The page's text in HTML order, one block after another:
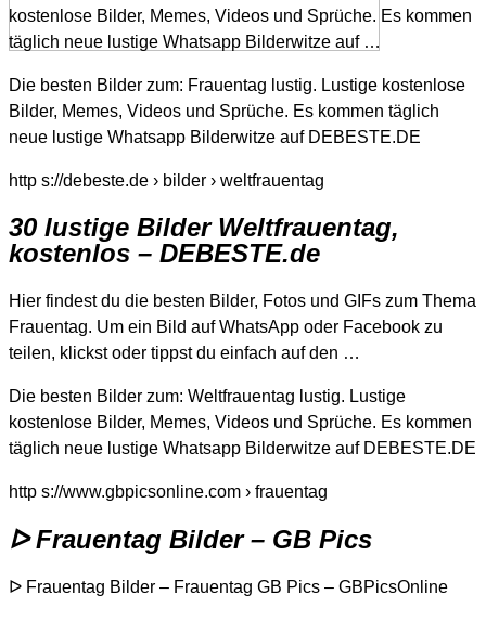
kostenlose Bilder, Memes, Videos und Sprüche. Es kommen
täglich neue lustige Whatsapp Bilderwitze auf …
Die besten Bilder zum: Frauentag lustig. Lustige kostenlose
Bilder, Memes, Videos und Sprüche. Es kommen täglich
neue lustige Whatsapp Bilderwitze auf DEBESTE.DE
http s://debeste.de › bilder › weltfrauentag
30 lustige Bilder Weltfrauentag,
kostenlos – DEBESTE.de
Hier findest du die besten Bilder, Fotos und GIFs zum Thema
Frauentag. Um ein Bild auf WhatsApp oder Facebook zu
teilen, klickst oder tippst du einfach auf den …
Die besten Bilder zum: Weltfrauentag lustig. Lustige
kostenlose Bilder, Memes, Videos und Sprüche. Es kommen
täglich neue lustige Whatsapp Bilderwitze auf DEBESTE.DE
http s://www.gbpicsonline.com › frauentag
ᐅ Frauentag Bilder – GB Pics
ᐅ Frauentag Bilder – Frauentag GB Pics – GBPicsOnline